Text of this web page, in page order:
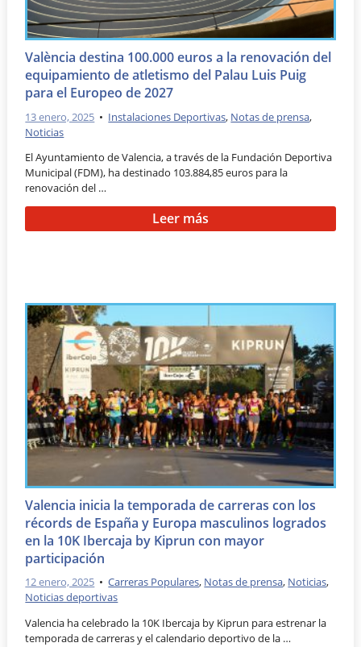
València destina 100.000 euros a la renovación del
equipamiento de atletismo del Palau Luis Puig
para el Europeo de 2027
13 enero, 2025 • Instalaciones Deportivas, Notas de prensa,
Noticias
El Ayuntamiento de Valencia, a través de la Fundación Deportiva
Municipal (FDM), ha destinado 103.884,85 euros para la
renovación del …
Leer más
Valencia inicia la temporada de carreras con los
récords de España y Europa masculinos logrados
en la 10K Ibercaja by Kiprun con mayor
participación
12 enero, 2025 •Carreras Populares, Notas de prensa, Noticias,
Noticias deportivas
Valencia ha celebrado la 10K Ibercaja by Kiprun para estrenar la
temporada de carreras y el calendario deportivo de la …